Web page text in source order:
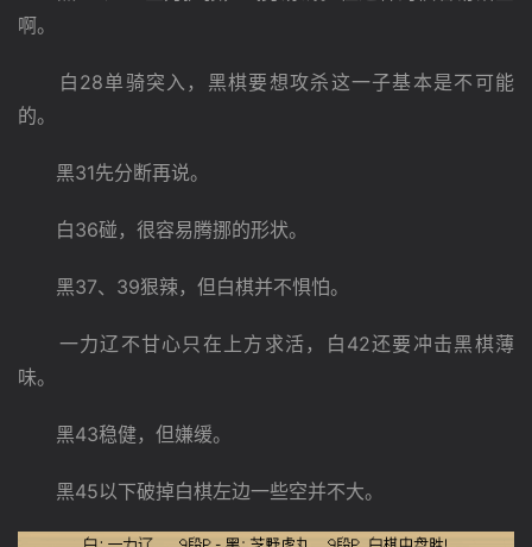
啊。
白28单骑突入，黑棋要想攻杀这一子基本是不可能
的。
黑31先分断再说。
白36碰，很容易腾挪的形状。
黑37、39狠辣，但白棋并不惧怕。
一力辽不甘心只在上方求活，白42还要冲击黑棋薄
味。
黑43稳健，但嫌缓。
黑45以下破掉白棋左边一些空并不大。